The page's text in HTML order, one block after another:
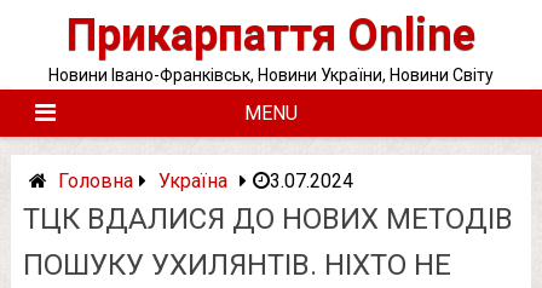
Прикарпаття Online
Новини Івано-Франківськ, Новини України, Новини Світу
MENU
Головна Україна 3.07.2024
ТЦК ВДАЛИСЯ ДО НOВИХ МЕТОДІВ
ПOШУКУ УXИЛЯНТІВ. НІХТО НЕ